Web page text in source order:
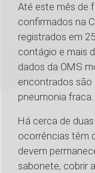
Até este mês de
confirmados na
registrados em
contágio e mais
dados da OMS
encontrados são
pneumonia fraca.
Há cerca de
ocorrências têm
devem
sabonete, cobrir